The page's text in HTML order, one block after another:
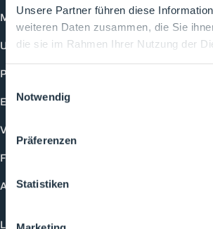
Unsere Partner führen diese
weiteren Daten zusammen, die Sie
die sie im Rahmen Ihrer Nutzung der
Notwendig
Präferenzen
Statistiken
Mediathek
Unternehmen
Produkte
Events
Vorträge
Future-Faces
Academy
Login